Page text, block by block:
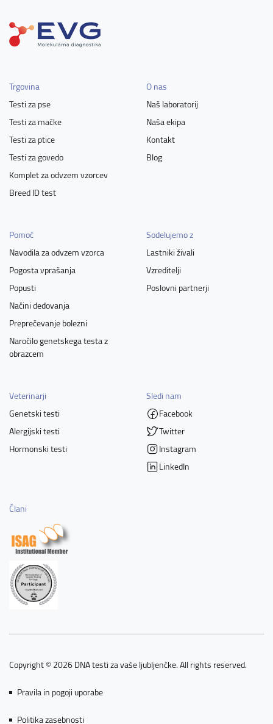
Trgovina
Testi za pse
Testi za mačke
Testi za ptice
Testi za govedo
Komplet za odvzem vzorcev
Breed ID test
O nas
Naš laboratorij
Naša ekipa
Kontakt
Blog
Pomoč
Navodila za odvzem vzorca
Pogosta vprašanja
Popusti
Načini dedovanja
Preprečevanje bolezni
Naročilo genetskega testa z
obrazcem
Sodelujemo z
Lastniki živali
Vzreditelji
Poslovni partnerji
Veterinarji
Genetski testi
Alergijski testi
Hormonski testi
Sledi nam
Facebook
Twitter
Instagram
LinkedIn
Člani
Copyright © 2026 DNA testi za vaše ljubljenčke. All rights reserved.
Pravila in pogoji uporabe
Politika zasebnosti